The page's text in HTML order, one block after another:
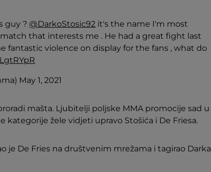
guy ? @DarkoStosic92 it's the name I'm most
that interests me . He had a great fight last
fantastic violence on display for the fans , what do
May 1, 2021
mašta. Ljubitelji poljske MMA promocije sad u
kategorije žele vidjeti upravo Stošića i De Friesa.
je De Fries na društvenim mrežama i tagirao Darka